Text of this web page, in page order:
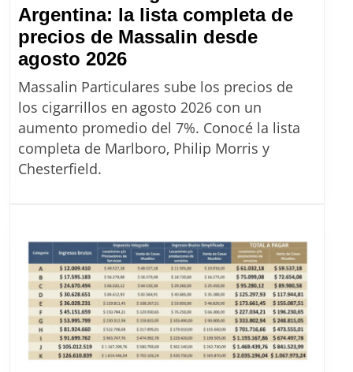
Argentina: la lista completa de
precios de Massalin desde
agosto 2026Aumento
de
cigarrillos
en
Argentina:
precios
de
Massalin
desde
agosto
2026
Massalin Particulares sube los precios de
los cigarrillos en agosto 2026 con un
aumento promedio del 7%. Conocé la lista
completa de Marlboro, Philip Morris y
Chesterfield.